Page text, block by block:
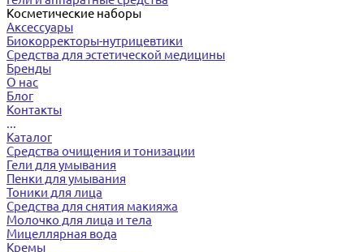
Косметические наборы
Аксессуары
Биокорректоры-нутрицевтики
Средства для эстетической медицины
Бренды
О нас
Блог
Контакты
...
Каталог
Средства очищения и тонизации
Гели для умывания
Пенки для умывания
Тоники для лица
Средства для снятия макияжа
Молочко для лица и тела
Мицеллярная вода
Кремы